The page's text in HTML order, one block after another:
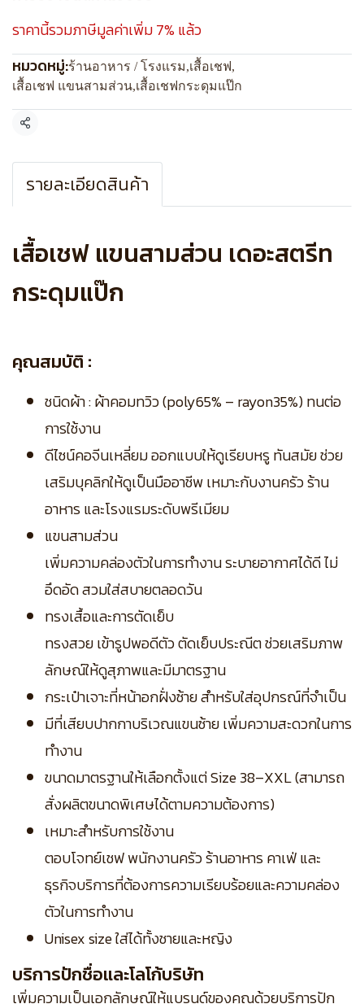
ราคานี้รวมภาษีมูลค่าเพิ่ม 7% แล้ว
หมวดหมู่:ร้านอาหาร / โรงแรม,เสื้อเชฟ,
เสื้อเชฟ แขนสามส่วน,เสื้อเชฟกระดุมแป๊ก
แชร์
รายละเอียดสินค้า
เสื้อเชฟ แขนสามส่วน เดอะสตรีท
กระดุมแป๊ก
คุณสมบัติ :
ชนิดผ้า : ผ้าคอมทวิว (poly65% – rayon35%) ทนต่อ
การใช้งาน
ดีไซน์คอจีนเหลี่ยม ออกแบบให้ดูเรียบหรู ทันสมัย ช่วย
เสริมบุคลิกให้ดูเป็นมืออาชีพ เหมาะกับงานครัว ร้าน
อาหาร และโรงแรมระดับพรีเมียม
แขนสามส่วน
เพิ่มความคล่องตัวในการทำงาน ระบายอากาศได้ดี ไม่
อึดอัด สวมใส่สบายตลอดวัน
ทรงเสื้อและการตัดเย็บ
ทรงสวย เข้ารูปพอดีตัว ตัดเย็บประณีต ช่วยเสริมภาพ
ลักษณ์ให้ดูสุภาพและมีมาตรฐาน
กระเป๋าเจาะที่หน้าอกฝั่งซ้าย สำหรับใส่อุปกรณ์ที่จำเป็น
มีที่เสียบปากกาบริเวณแขนซ้าย เพิ่มความสะดวกในการ
ทำงาน
ขนาดมาตรฐานให้เลือกตั้งแต่ Size 38–XXL (สามารถ
สั่งผลิตขนาดพิเศษได้ตามความต้องการ)
เหมาะสำหรับการใช้งาน
ตอบโจทย์เชฟ พนักงานครัว ร้านอาหาร คาเฟ่ และ
ธุรกิจบริการที่ต้องการความเรียบร้อยและความคล่อง
ตัวในการทำงาน
Unisex size ใส่ได้ทั้งชายและหญิง
บริการปักชื่อและโลโก้บริษัท
เพิ่มความเป็นเอกลักษณ์ให้แบรนด์ของคุณด้วยบริการปัก